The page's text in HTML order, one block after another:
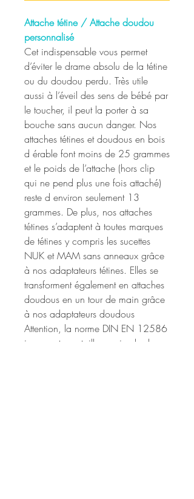
Attache tétine / Attache doudou
personnalisé
Cet indispensable vous permet
d’éviter le drame absolu de la tétine
ou du doudou perdu. Très utile
aussi à l’éveil des sens de bébé par
le toucher, il peut la porter à sa
bouche sans aucun danger. Nos
attaches tétines et doudous en bois
d érable font moins de 25 grammes
et le poids de l’attache (hors clip
qui ne pend plus une fois attaché)
reste d environ seulement 13
grammes. De plus, nos attaches
tétines s’adaptent à toutes marques
de tétines y compris les sucettes
NUK et MAM sans anneaux grâce
à nos adaptateurs tétines. Elles se
transforment également en attaches
doudous en un tour de main grâce
à nos adaptateurs doudous
Attention, la norme DIN EN 12586
imposant une taille maximale de